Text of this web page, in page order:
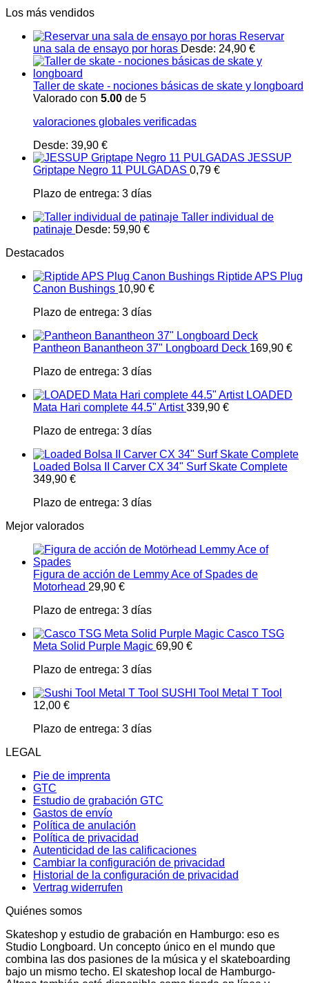
Los más vendidos
Reservar
una sala de ensayo por horas Desde: 24,90 €
Taller de skate - nociones básicas de skate y longboard
Valorado con 5.00 de 5
valoraciones globales verificadas
Desde: 39,90 €
JESSUP
Griptape Negro 11 PULGADAS 0,79 €
Plazo de entrega: 3 días
Taller individual de
patinaje Desde: 59,90 €
Destacados
Riptide APS Plug
Canon Bushings 10,90 €
Plazo de entrega: 3 días
Pantheon Banantheon 37" Longboard Deck 169,90 €
Plazo de entrega: 3 días
LOADED
Mata Hari complete 44.5" Artist 339,90 €
Plazo de entrega: 3 días
Loaded Bolsa II Carver CX 34" Surf Skate Complete
349,90 €
Plazo de entrega: 3 días
Mejor valorados
Figura de acción de Lemmy Ace of Spades de
Motorhead 29,90 €
Plazo de entrega: 3 días
Casco TSG
Meta Solid Purple Magic 69,90 €
Plazo de entrega: 3 días
SUSHI Tool Metal T Tool
12,00 €
Plazo de entrega: 3 días
LEGAL
Pie de imprenta
GTC
Estudio de grabación GTC
Gastos de envío
Política de anulación
Política de privacidad
Autenticidad de las calificaciones
Cambiar la configuración de privacidad
Historial de la configuración de privacidad
Vertrag widerrufen
Quiénes somos
Skateshop y estudio de grabación en Hamburgo: eso es
Studio Longboard. Un concepto único en el mundo que
combina las dos pasiones de la música y el skateboarding
bajo un mismo techo. El skateshop local de Hamburgo-